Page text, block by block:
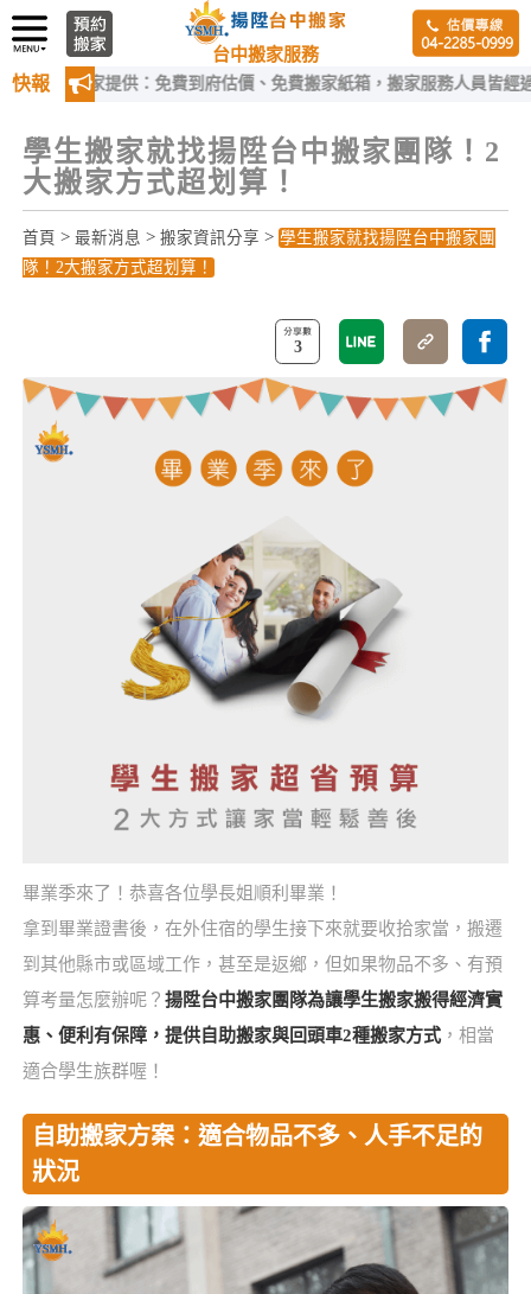
台中搬家服務
快報
搬家提供：免費到府估價、免費搬家紙箱，搬家服務人員皆經過嚴格訓
學生搬家就找揚陞台中搬家團隊！2
大搬家方式超划算！
首頁 > 最新消息 > 搬家資訊分享 > 學生搬家就找揚陞台中搬家團
隊！2大搬家方式超划算！
3
畢業季來了！恭喜各位學長姐順利畢業！
拿到畢業證書後，在外住宿的學生接下來就要收拾家當，搬遷
到其他縣市或區域工作，甚至是返鄉，但如果物品不多、有預
算考量怎麼辦呢？ 揚陞台中搬家團隊為讓學生搬家搬得經濟實
惠、便利有保障，提供自助搬家與回頭車2種搬家方式，相當
適合學生族群喔！
自助搬家方案：適合物品不多、人手不足的
狀況